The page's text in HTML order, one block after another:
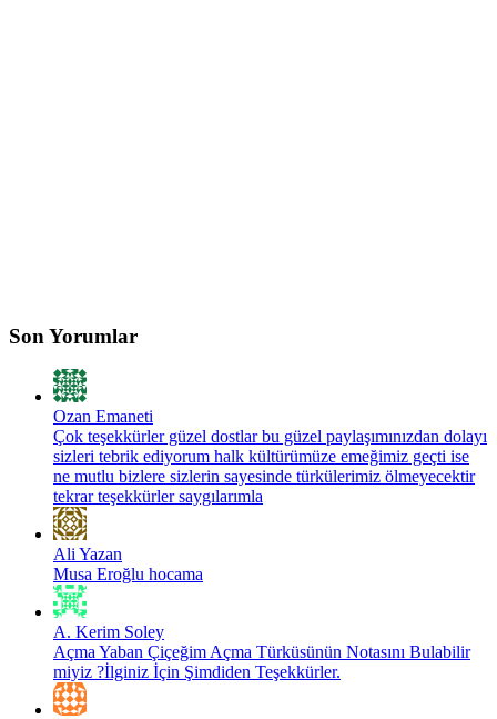
Son Yorumlar
Ozan Emaneti
Çok teşekkürler güzel dostlar bu güzel paylaşımınızdan dolayı
sizleri tebrik ediyorum halk kültürümüze emeğimiz geçti ise
ne mutlu bizlere sizlerin sayesinde türkülerimiz ölmeyecektir
tekrar teşekkürler saygılarımla
Ali Yazan
Musa Eroğlu hocama
A. Kerim Soley
Açma Yaban Çiçeğim Açma Türküsünün Notasını Bulabilir
miyiz ?İlginiz İçin Şimdiden Teşekkürler.